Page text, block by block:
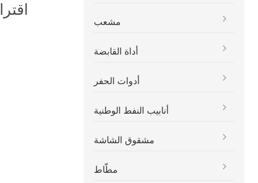
مشعب
أداة القابضة
أدوات الحفر
أنابيب النفط الوطنية
مشقوق الشاشة
مطّاط